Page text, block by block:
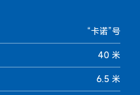
“卡诺”号
40 米
6.5 米